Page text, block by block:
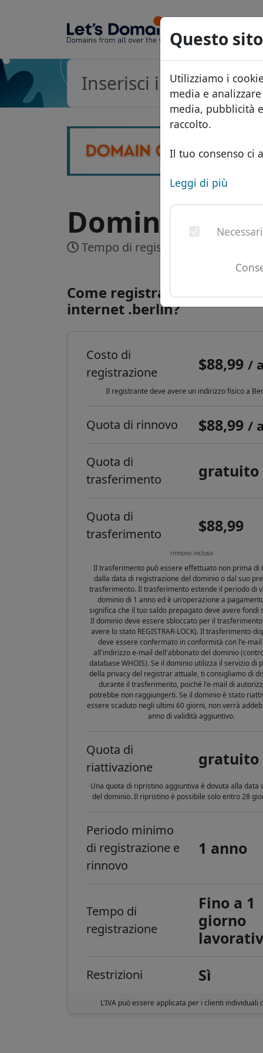
Questo
Utilizziamo i
media e
media, pubblicità
raccolto.
Il tuo consenso ci
Leggi di più
Dominio
Tempo di registrazione:
Come registrare un
internet .berlin?
Costo di
registrazione
$88,99/
Il registrante deve avere un indirizzo fisico a
Quota di rinnovo $88,99/
Quota di
trasferimento
gratuito
Quota di
trasferimento
$88,99
rinnovo incluso
Il trasferimento può essere effettuato non prima di
dalla data di registrazione del dominio o dal suo
trasferimento. Il trasferimento estende il periodo di
dominio di 1 anno ed è un'operazione a
significa che il tuo saldo prepagato deve avere fondi
Il dominio deve essere sbloccato per il
avere lo stato REGISTRAR-LOCK). Il trasferimento
deve essere confermato in conformità con l'e-
all'indirizzo e-mail dell'abbonato del dominio
database WHOIS). Se il dominio utilizza il servizio di
della privacy del registrar attuale, ti consigliamo di
durante il trasferimento, poiché l'e-mail di
potrebbe non raggiungerti. Se il dominio è stato
essere scaduto negli ultimi 60 giorni, non verrà
anno di validità aggiuntivo.
Quota di
riattivazione
gratuito
Una quota di ripristino aggiuntiva è dovuta alla data
del dominio. Il ripristino è possibile solo entro 28
Periodo minimo
di registrazione e
rinnovo
1 anno
Tempo di
registrazione
Fino a 1
giorno
Restrizioni Sì
L'IVA può essere applicata per i clienti individuali